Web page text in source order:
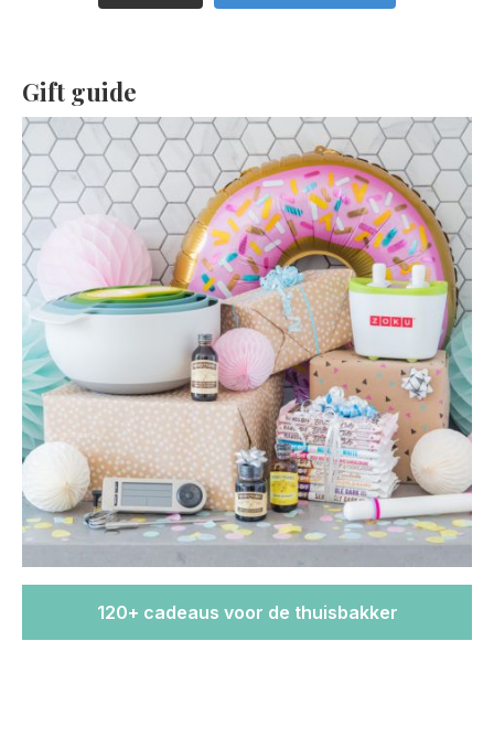
Gift guide
120+ cadeaus voor de thuisbakker